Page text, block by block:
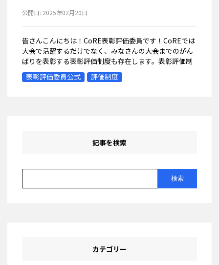
公開日: 2025年02月20日
皆さんこんにちは！CoRE表彰評価委員です！CoREでは
大会で活躍するだけでなく、みなさんの大会までのがん
ばりを表彰する表彰評価制度も存在します。表彰評価制
度ではロボットのアイデアを実現する過程を評価する賞
や、チームを目標に導くリーダーシッ...
表彰評価委員公式 評価制度
記事を検索
カテゴリー